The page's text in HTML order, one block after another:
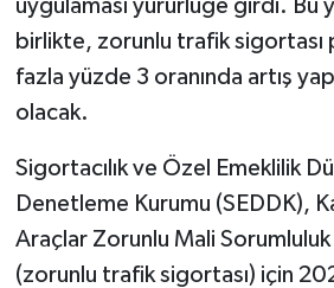
uygulaması yürürlüğe girdi. Bu
birlikte, zorunlu trafik sigortası
fazla yüzde 3 oranında artış
olacak.
Sigortacılık ve Özel Emeklilik
Denetleme Kurumu (SEDDK),
Araçlar Zorunlu Mali
(zorunlu trafik sigortası) için